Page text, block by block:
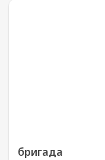
бригада